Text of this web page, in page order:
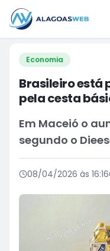
Economia
Brasileiro está
pela cesta
Em Maceió o
segundo o
08/04/2026 às 16:16